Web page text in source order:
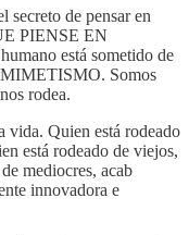
secreto de pensar en
PIENSE EN
está sometido de
MIMETISMO. Somos
rodea.
vida. Quien está rodeado
está rodeado de viejos,
mediocres, acab
innovadora e